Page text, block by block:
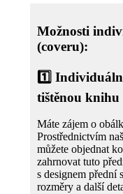
Možnosti
(coveru):
1️⃣
tištěnou knihu
Máte zájem o
Prostřednictvím
můžete objednat
zahrnovat tuto
s designem přední
rozměry a další